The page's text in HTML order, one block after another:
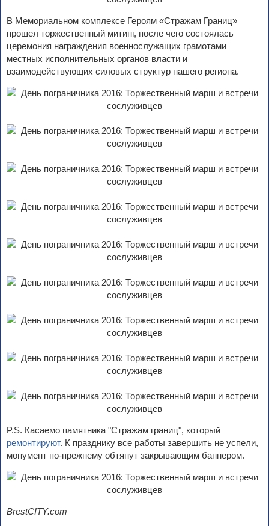
В Мемориальном комплексе Героям «Стражам Границ»
прошел торжественный митинг, после чего состоялась
церемония награждения военнослужащих грамотами
местных исполнительных органов власти и
взаимодействующих силовых структур нашего региона.
P.S. Касаемо памятника "Стражам границ", который
ремонтируют. К празднику все работы завершить не успели,
монумент по-прежнему обтянут закрывающим баннером.
BrestCITY.com